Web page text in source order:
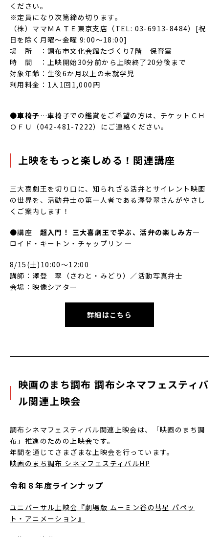
ください。
※定員になり次第締め切ります。
（株）ママＭＡＴＥ東京支店（TEL: 03-6913-8484）[祝
日を除く月曜～金曜 9:00～18:00]
場 所 ：調布市文化会館たづくり7階 保育室
時 間 ：上映開始30分前から上映終了20分後まで
対象年齢：生後6か月以上の未就学児
利用料金：1人1回1,000円
●車椅子…車椅子での鑑賞をご希望の方は、チケットＣＨ
ＯＦＵ（042-481-7222）にご連絡ください。
上映をもっと楽しめる！関連講座
三大喜劇王を切り口に、知られざる活弁とサイレント映画
の世界を、活動弁士の第一人者である澤登翠さんがやさし
くご案内します！
●講座 超入門！ 三大喜劇王で学ぶ、活弁の楽しみ方—
ロイド・キートン・チャップリン —
8/15(土)10:00～12:00
講師：澤登 翠（さわと・みどり）／活動写真弁士
会場：映像シアター
詳細はこちら
映画のまち調布 調布シネマフェスティバ
ル関連上映会
調布シネマフェスティバル関連上映会は、「映画のまち調
布」推進のための上映会です。
年間を通じてさまざまな上映会を行っています。
映画のまち調布 シネマフェスティバルHP
令和８年度ラインナップ
ユニバーサル上映会『劇場版 ムーミン⾕の彗星 パペッ
ト・アニメーション』